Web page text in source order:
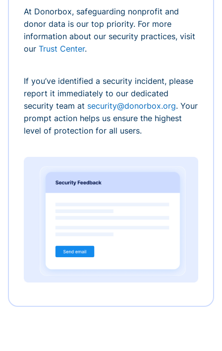
At Donorbox, safeguarding nonprofit and
donor data is our top priority. For more
information about our security practices, visit
our Trust Center.
If you’ve identified a security incident, please
report it immediately to our dedicated
security team at security@donorbox.org. Your
prompt action helps us ensure the highest
level of protection for all users.